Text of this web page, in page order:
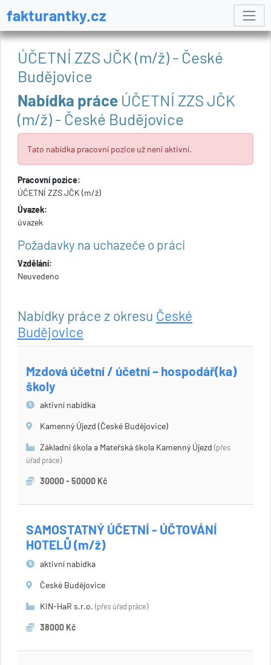
fakturantky.cz
ÚČETNÍ ZZS JČK (m/ž) - České
Budějovice
Nabídka práce ÚČETNÍ ZZS JČK
(m/ž) - České Budějovice
Tato nabídka pracovní pozice už není aktivní.
Pracovní pozice:
ÚČETNÍ ZZS JČK (m/ž)
Úvazek:
úvazek
Požadavky na uchazeče o práci
Vzdělání:
Neuvedeno
Nabídky práce z okresu České
Budějovice
Mzdová účetní / účetní – hospodář(ka)
školy
aktivní nabídka
Kamenný Újezd (České Budějovice)
Základní škola a Mateřská škola Kamenný Újezd (přes
úřad práce)
30000 - 50000 Kč
SAMOSTATNÝ ÚČETNÍ - ÚČTOVÁNÍ
HOTELŮ (m/ž)
aktivní nabídka
České Budějovice
KIN-HaR s.r.o. (přes úřad práce)
38000 Kč